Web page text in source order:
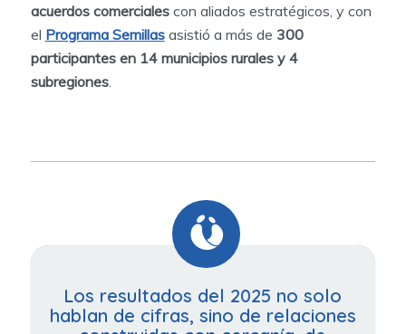
acuerdos comercialescon aliados estratégicos, y con
el Programa Semillasasistió a más de 300
participantes en 14 municipios rurales y 4
subregiones.
Los resultados del 2025 no solo
hablan de cifras, sino de relaciones